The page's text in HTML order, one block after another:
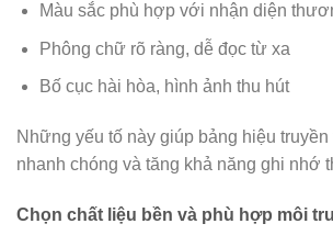
Màu sắc phù hợp với nhận diện
Phông chữ rõ ràng, dễ đọc từ xa
Bố cục hài hòa, hình ảnh thu hút
Những yếu tố này giúp bảng hiệu
nhanh chóng và tăng khả năng ghi nhớ
Chọn chất liệu bền và phù hợp môi